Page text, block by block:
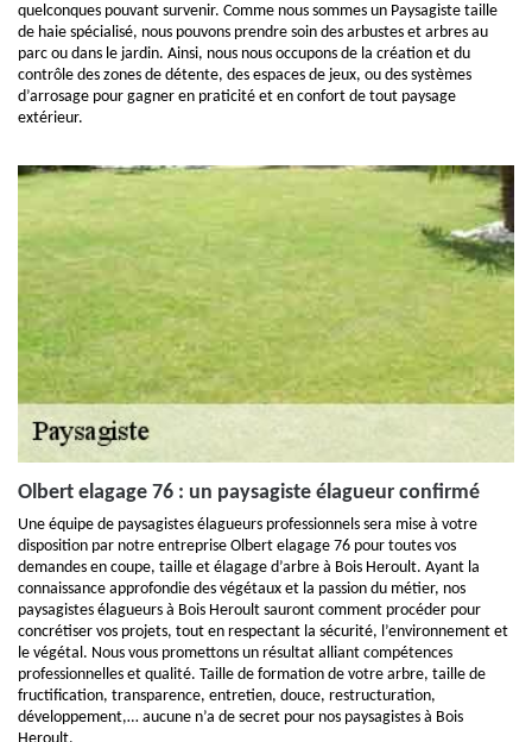
quelconques pouvant survenir. Comme nous sommes un Paysagiste taille
de haie spécialisé, nous pouvons prendre soin des arbustes et arbres au
parc ou dans le jardin. Ainsi, nous nous occupons de la création et du
contrôle des zones de détente, des espaces de jeux, ou des systèmes
d’arrosage pour gagner en praticité et en confort de tout paysage
extérieur.
Olbert elagage 76 : un paysagiste élagueur confirmé
Une équipe de paysagistes élagueurs professionnels sera mise à votre
disposition par notre entreprise Olbert elagage 76 pour toutes vos
demandes en coupe, taille et élagage d’arbre à Bois Heroult. Ayant la
connaissance approfondie des végétaux et la passion du métier, nos
paysagistes élagueurs à Bois Heroult sauront comment procéder pour
concrétiser vos projets, tout en respectant la sécurité, l’environnement et
le végétal. Nous vous promettons un résultat alliant compétences
professionnelles et qualité. Taille de formation de votre arbre, taille de
fructification, transparence, entretien, douce, restructuration,
développement,… aucune n’a de secret pour nos paysagistes à Bois